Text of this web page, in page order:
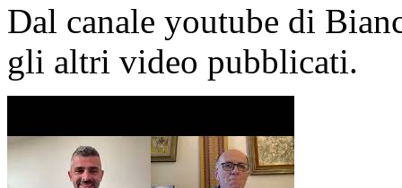
Dal canale youtube di
gli altri video pubblicati.